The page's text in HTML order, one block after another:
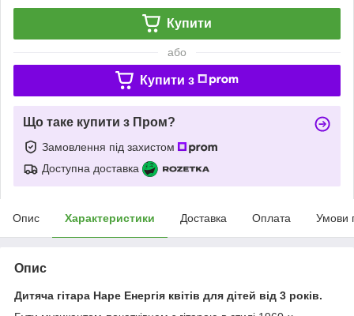
Купити
або
Купити з
Що таке купити з Пром?
Замовлення під захистом
Доступна доставка
Опис Характеристики Доставка Оплата Умови
Опис
Дитяча гітара Hape Енергія квітів для дітей від 3 років.